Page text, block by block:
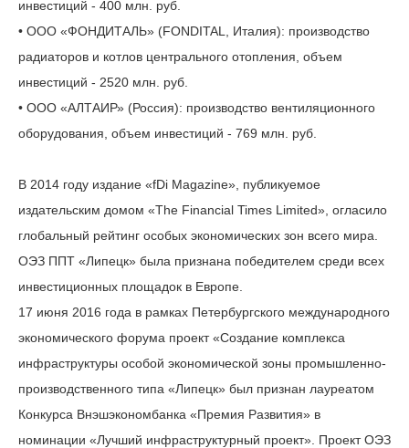
инвестиций - 400 млн. руб.
• ООО «ФОНДИТАЛЬ» (FONDITAL, Италия): производство
радиаторов и котлов центрального отопления, объем
инвестиций - 2520 млн. руб.
• ООО «АЛТАИР» (Россия): производство вентиляционного
оборудования, объем инвестиций - 769 млн. руб.
В 2014 году издание «fDi Magazine», публикуемое
издательским домом «The Financial Times Limited», огласило
глобальный рейтинг особых экономических зон всего мира.
ОЭЗ ППТ «Липецк» была признана победителем среди всех
инвестиционных площадок в Европе.
17 июня 2016 года в рамках Петербургского международного
экономического форума проект «Создание комплекса
инфраструктуры особой экономической зоны промышленно-
производственного типа «Липецк» был признан лауреатом
Конкурса Внэшэкономбанка «Премия Развития» в
номинации «Лучший инфраструктурный проект». Проект ОЭЗ